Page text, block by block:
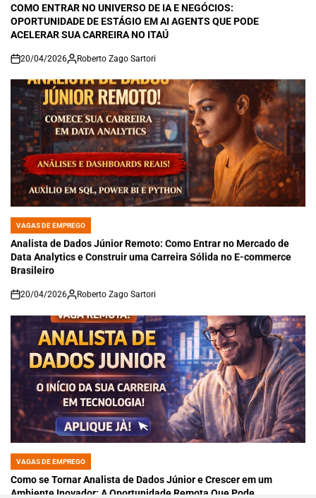
IN
COMO ENTRAR NO UNIVERSO DE IA E NEGÓCIOS:
OPORTUNIDADE DE ESTÁGIO EM AI AGENTS QUE PODE
ACELERAR SUA CARREIRA NO ITAÚ
on
20/04/2026 Roberto Zago Sartori
POSTED
IN
VAGAS DE EMPREGO
Analista de Dados Júnior Remoto: Como Entrar no Mercado de
Data Analytics e Construir uma Carreira Sólida no E-commerce
Brasileiro
on
20/04/2026 Roberto Zago Sartori
POSTED
IN
VAGAS DE EMPREGO
Como se Tornar Analista de Dados Júnior e Crescer em um
Ambiente Inovador: A Oportunidade Remota Que Pode